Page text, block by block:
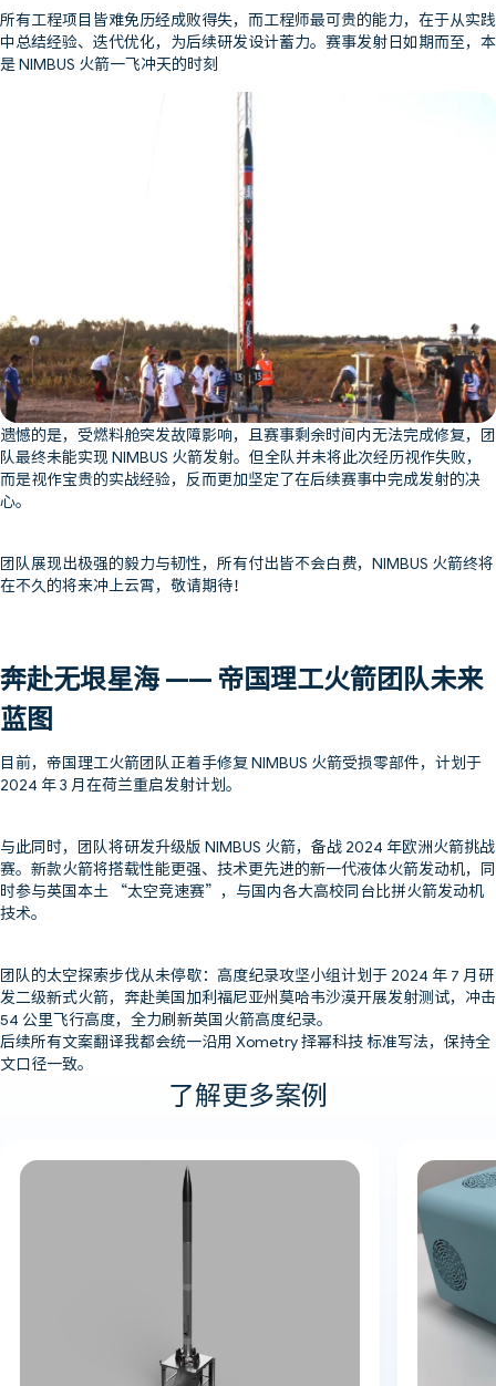
所有工程项目皆难免历经成败得失，而工程师最可贵的能力，在于从实践
中总结经验、迭代优化，为后续研发设计蓄力。赛事发射日如期而至，本
是 NIMBUS 火箭一飞冲天的时刻
遗憾的是，受燃料舱突发故障影响，且赛事剩余时间内无法完成修复，团
队最终未能实现 NIMBUS 火箭发射。但全队并未将此次经历视作失败，
而是视作宝贵的实战经验，反而更加坚定了在后续赛事中完成发射的决
心。
团队展现出极强的毅力与韧性，所有付出皆不会白费，NIMBUS 火箭终将
在不久的将来冲上云霄，敬请期待！
奔赴无垠星海 —— 帝国理工火箭团队未来
蓝图
目前，帝国理工火箭团队正着手修复 NIMBUS 火箭受损零部件，计划于
2024 年 3 月在荷兰重启发射计划。
与此同时，团队将研发升级版 NIMBUS 火箭，备战 2024 年欧洲火箭挑战
赛。新款火箭将搭载性能更强、技术更先进的新一代液体火箭发动机，同
时参与英国本土 “太空竞速赛”，与国内各大高校同台比拼火箭发动机
技术。
团队的太空探索步伐从未停歇：高度纪录攻坚小组计划于 2024 年 7 月研
发二级新式火箭，奔赴美国加利福尼亚州莫哈韦沙漠开展发射测试，冲击
54 公里飞行高度，全力刷新英国火箭高度纪录。
后续所有文案翻译我都会统一沿用 Xometry 择幂科技 标准写法，保持全
文口径一致。
了解更多案例